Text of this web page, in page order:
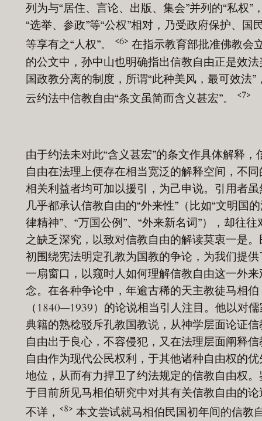
列为与“居住、言论、出版、集会”并列的“私权”
“选举、参政”等“公权”相对，乃受政府保护、国
等享有之“人权”。
<6> 在指示教育部批准佛教会
的公文中，孙中山也明确指出信教自由正是效法
国政教分离的制度，所谓“此种美风，最可效法”
云约法中信教自由“条文虽简而含义甚宏”。
<7>
由于约法未对此“含义甚宏”的条文作具体解释，
自由在法理上便存在相当宽泛的解释空间，不同
相关利益者均可加以援引，为己申说。引用者虽
几乎都承认信教自由的“外来性”（比如“文明国
律精神”、“万国公例”、“外来新名词”），却往往
之缺乏深究，以致对信教自由的解读莫衷一是。
初围绕宪法明定孔教为国教的争论，为我们提供
一扇窗口，以窥时人如何理解信教自由这一外来
念。在各种争论中，年逾古稀的天主教徒马相伯
（1840—1939）的论说相当引人注目。他以对
典籍的熟稔驳斥孔教国教说，从神学层面论证信
自由出于良心，不容侵犯，又在法理层面阐释信
自由作为现代公民权利，于其他诸种自由权的优
地位，从而有力捍卫了约法规定的信教自由权。
于目前所见马相伯研究中对其有关信教自由的论
不详， <8> 本文尝试就马相伯民国初年间的信教